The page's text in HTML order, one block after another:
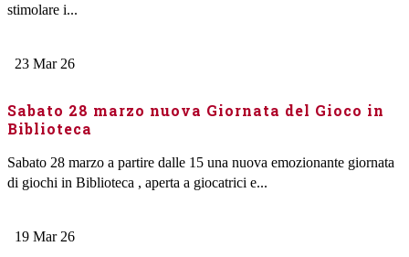
stimolare i...
23 Mar 26
Sabato 28 marzo nuova Giornata del Gioco in
Biblioteca
Sabato 28 marzo a partire dalle 15 una nuova emozionante giornata
di giochi in Biblioteca , aperta a giocatrici e...
19 Mar 26